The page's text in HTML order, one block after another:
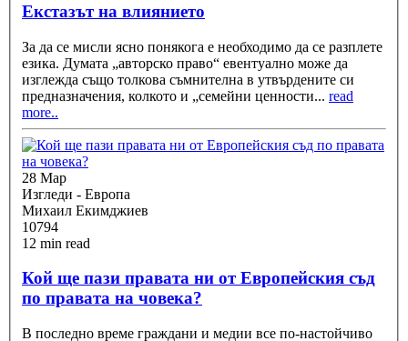
Екстазът на влиянието
За да се мисли ясно понякога е необходимо да се разплете
езика. Думата „авторско право“ евентуално може да
изглежда също толкова съмнителна в утвърдените си
предназначения, колкото и „семейни ценности... read
more..
28 Мар
Изгледи - Европа
Михаил Екимджиев
10794
12 min read
Кой ще пази правата ни от Европейския съд
по правата на човека?
В последно време граждани и медии все по-настойчиво